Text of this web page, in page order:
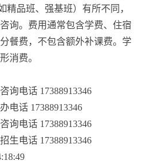
精品班、强基班）有所不同，
询。费用通常包含学费、住宿
餐费，不包含额外补课费。学
消费。
询电话 17388913346
电话 17388913346
询电话 17388913346
生电话 17388913346